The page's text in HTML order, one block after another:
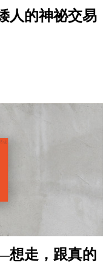
人的神祕交易
想走，跟真的